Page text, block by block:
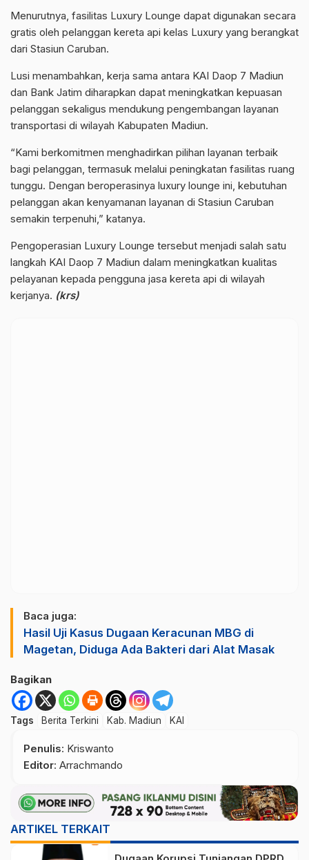
Menurutnya, fasilitas Luxury Lounge dapat digunakan secara
gratis oleh pelanggan kereta api kelas Luxury yang berangkat
dari Stasiun Caruban.
Lusi menambahkan, kerja sama antara KAI Daop 7 Madiun
dan Bank Jatim diharapkan dapat meningkatkan kepuasan
pelanggan sekaligus mendukung pengembangan layanan
transportasi di wilayah Kabupaten Madiun.
“Kami berkomitmen menghadirkan pilihan layanan terbaik
bagi pelanggan, termasuk melalui peningkatan fasilitas ruang
tunggu. Dengan beroperasinya luxury lounge ini, kebutuhan
pelanggan akan kenyamanan layanan di Stasiun Caruban
semakin terpenuhi,” katanya.
Pengoperasian Luxury Lounge tersebut menjadi salah satu
langkah KAI Daop 7 Madiun dalam meningkatkan kualitas
pelayanan kepada pengguna jasa kereta api di wilayah
kerjanya. (krs)
Baca juga:
Hasil Uji Kasus Dugaan Keracunan MBG di
Magetan, Diduga Ada Bakteri dari Alat Masak
Bagikan
Tags Berita Terkini Kab. Madiun KAI
Penulis: Kriswanto
Editor: Arrachmando
ARTIKEL TERKAIT